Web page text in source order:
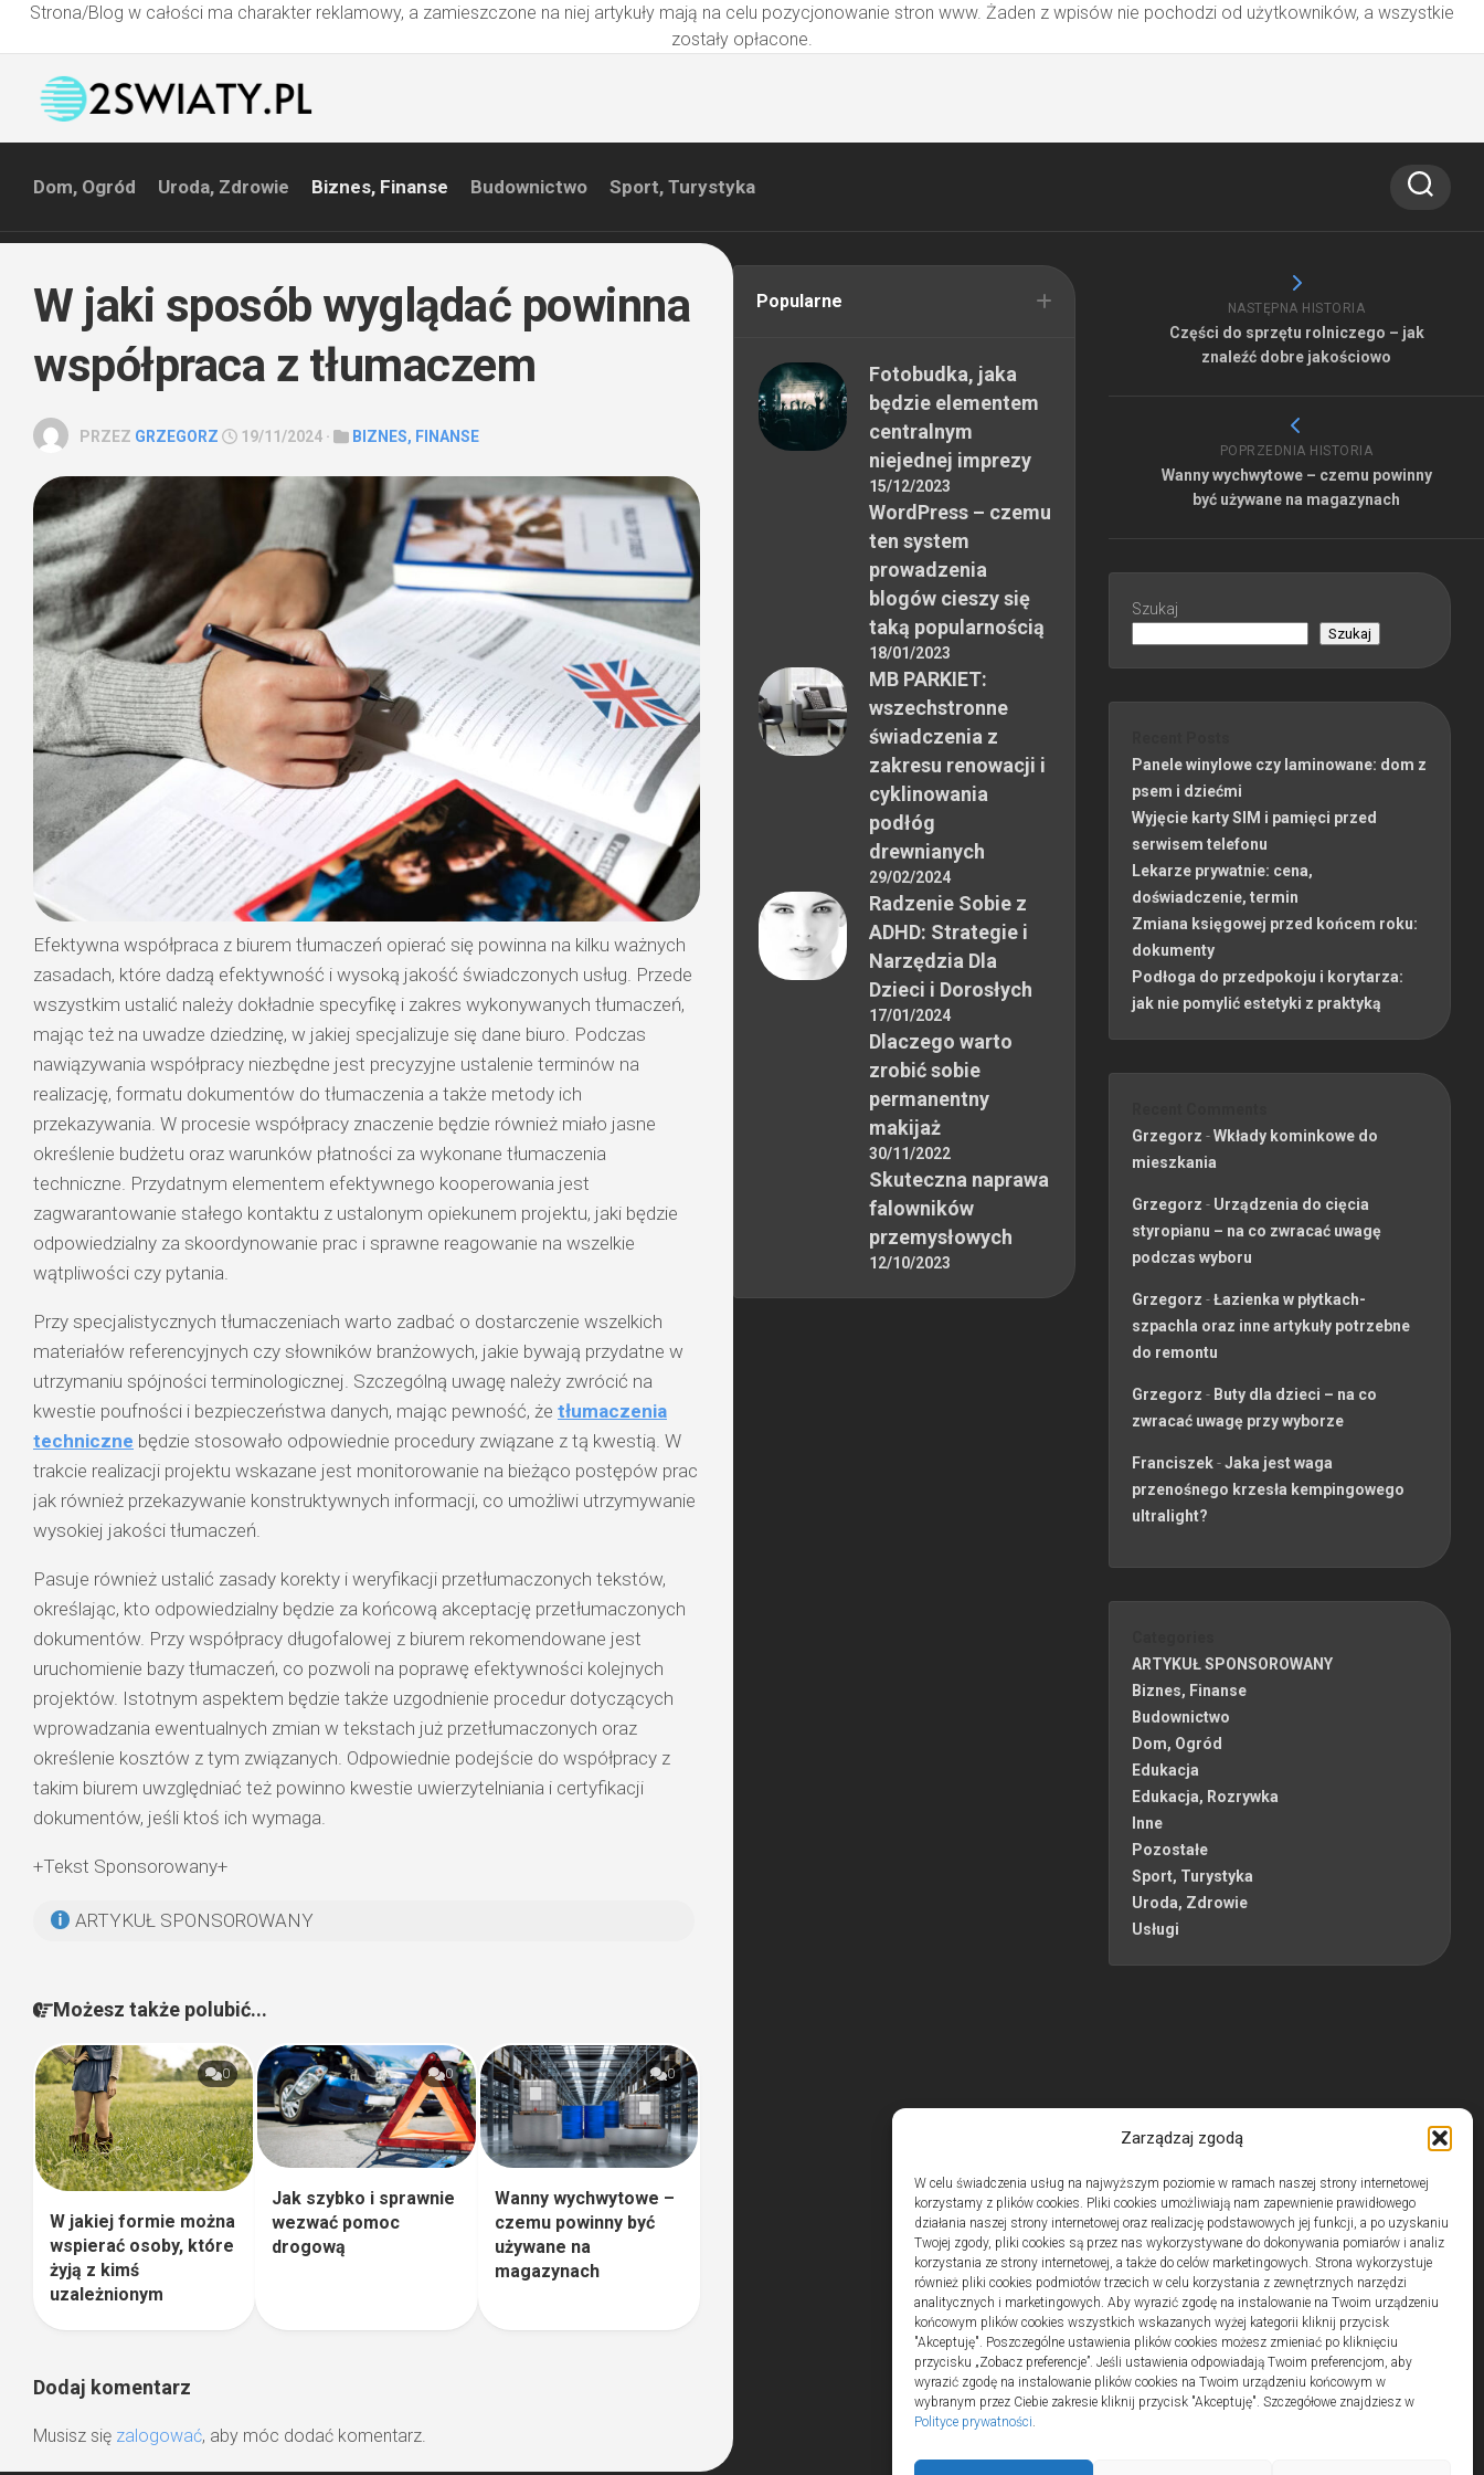
Zarządzaj zgodą
W celu świadczenia usług na najwyższym poziomie w ramach naszej strony internetowej
korzystamy z plików cookies. Pliki cookies umożliwiają nam zapewnienie prawidłowego
działania naszej strony internetowej oraz realizację podstawowych jej funkcji, a po uzyskaniu
Twojej zgody, pliki cookies są przez nas wykorzystywane do dokonywania pomiarów i analiz
korzystania ze strony internetowej, a także do celów marketingowych. Strona wykorzystuje
również pliki cookies podmiotów trzecich w celu korzystania z zewnętrznych narzędzi
analitycznych i marketingowych. Aby wyrazić zgodę na instalowanie na Twoim urządzeniu
końcowym plików cookies wszystkich wskazanych wyżej kategorii kliknij przycisk
"Akceptuję". Poszczególne ustawienia plików cookies możesz zmieniać po kliknięciu
przycisku „Zobacz preferencje”. Jeśli ustawienia odpowiadają Twoim preferencjom, aby
wyrazić zgodę na instalowanie plików cookies na Twoim urządzeniu końcowym w
wybranym przez Ciebie zakresie kliknij przycisk "Akceptuję". Szczegółowe znajdziesz w
Polityce prywatności.
Strona/Blog w całości ma charakter reklamowy, a zamieszczone na niej artykuły mają na celu pozycjonowanie stron www. Żaden z wpisów nie pochodzi od użytkowników, a wszystkie
zostały opłacone.
Dom, Ogród Uroda, Zdrowie Biznes, Finanse Budownictwo Sport, Turystyka
W jaki sposób wyglądać powinna
współpraca z tłumaczem
PRZEZ GRZEGORZ 19/11/2024 · BIZNES, FINANSE
Efektywna współpraca z biurem tłumaczeń opierać się powinna na kilku ważnych
zasadach, które dadzą efektywność i wysoką jakość świadczonych usług. Przede
wszystkim ustalić należy dokładnie specyfikę i zakres wykonywanych tłumaczeń,
mając też na uwadze dziedzinę, w jakiej specjalizuje się dane biuro. Podczas
nawiązywania współpracy niezbędne jest precyzyjne ustalenie terminów na
realizację, formatu dokumentów do tłumaczenia a także metody ich
przekazywania. W procesie współpracy znaczenie będzie również miało jasne
określenie budżetu oraz warunków płatności za wykonane tłumaczenia
techniczne. Przydatnym elementem efektywnego kooperowania jest
zagwarantowanie stałego kontaktu z ustalonym opiekunem projektu, jaki będzie
odpowiedzialny za skoordynowanie prac i sprawne reagowanie na wszelkie
wątpliwości czy pytania.
Przy specjalistycznych tłumaczeniach warto zadbać o dostarczenie wszelkich
materiałów referencyjnych czy słowników branżowych, jakie bywają przydatne w
utrzymaniu spójności terminologicznej. Szczególną uwagę należy zwrócić na
kwestie poufności i bezpieczeństwa danych, mając pewność, że tłumaczenia
techniczne będzie stosowało odpowiednie procedury związane z tą kwestią. W
trakcie realizacji projektu wskazane jest monitorowanie na bieżąco postępów prac
jak również przekazywanie konstruktywnych informacji, co umożliwi utrzymywanie
wysokiej jakości tłumaczeń.
Pasuje również ustalić zasady korekty i weryfikacji przetłumaczonych tekstów,
określając, kto odpowiedzialny będzie za końcową akceptację przetłumaczonych
dokumentów. Przy współpracy długofalowej z biurem rekomendowane jest
uruchomienie bazy tłumaczeń, co pozwoli na poprawę efektywności kolejnych
projektów. Istotnym aspektem będzie także uzgodnienie procedur dotyczących
wprowadzania ewentualnych zmian w tekstach już przetłumaczonych oraz
określenie kosztów z tym związanych. Odpowiednie podejście do współpracy z
takim biurem uwzględniać też powinno kwestie uwierzytelniania i certyfikacji
dokumentów, jeśli ktoś ich wymaga.
+Tekst Sponsorowany+
ARTYKUŁ SPONSOROWANY
Możesz także polubić...
0
W jakiej formie można
wspierać osoby, które
żyją z kimś
uzależnionym
0
Jak szybko i sprawnie
wezwać pomoc
drogową
0
Wanny wychwytowe –
czemu powinny być
używane na
magazynach
Dodaj komentarz
Musisz się zalogować, aby móc dodać komentarz.
NASTĘPNA HISTORIA
Części do sprzętu rolniczego – jak
znaleźć dobre jakościowo
POPRZEDNIA HISTORIA
Wanny wychwytowe – czemu powinny
być używane na magazynach
Szukaj
Szukaj
Panele winylowe czy laminowane: dom z
psem i dziećmi
Wyjęcie karty SIM i pamięci przed
serwisem telefonu
Lekarze prywatnie: cena,
doświadczenie, termin
Zmiana księgowej przed końcem roku:
dokumenty
Podłoga do przedpokoju i korytarza:
jak nie pomylić estetyki z praktyką
Grzegorz -Wkłady kominkowe do
mieszkania
Grzegorz - Urządzenia do cięcia
styropianu – na co zwracać uwagę
podczas wyboru
Grzegorz -Łazienka w płytkach-
szpachla oraz inne artykuły potrzebne
do remontu
Grzegorz - Buty dla dzieci – na co
zwracać uwagę przy wyborze
Franciszek-Jaka jest waga
przenośnego krzesła kempingowego
ultralight?
ARTYKUŁ SPONSOROWANY
Biznes, Finanse
Budownictwo
Dom, Ogród
Edukacja
Edukacja, Rozrywka
Inne
Pozostałe
Sport, Turystyka
Uroda, Zdrowie
Usługi
Popularne
Fotobudka, jaka
będzie elementem
centralnym
niejednej imprezy
15/12/2023
WordPress – czemu
ten system
prowadzenia
blogów cieszy się
taką popularnością
18/01/2023
MB PARKIET:
wszechstronne
świadczenia z
zakresu renowacji i
cyklinowania
podłóg
drewnianych
29/02/2024
Radzenie Sobie z
ADHD: Strategie i
Narzędzia Dla
Dzieci i Dorosłych
17/01/2024
Dlaczego warto
zrobić sobie
permanentny
makijaż
30/11/2022
Skuteczna naprawa
falowników
przemysłowych
12/10/2023